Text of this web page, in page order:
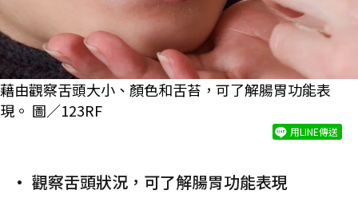
藉由觀察舌頭大小、顏色和舌苔，可了解腸胃功能表
現。 圖／123RF
用LINE傳送
• 觀察舌頭狀況，可了解腸胃功能表現